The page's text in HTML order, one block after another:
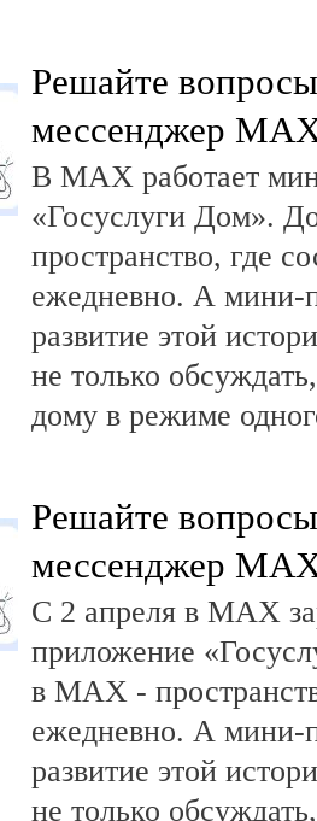
Решайте
мессенджер
В MAX работает
«Госуслуги Дом».
пространство, где
ежедневно. А мини-
развитие этой
не только
дому в режиме
Решайте
мессенджер
С 2 апреля в MAX
приложение
в MAX -
ежедневно. А мини-
развитие этой
не только